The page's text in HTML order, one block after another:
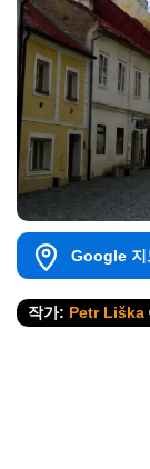
Google 지
작가: Petr Liška